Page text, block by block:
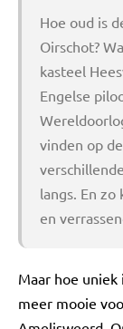
Hoe oud is
Oirschot?
kasteel
Engelse
vinden op
langs. En
en
Maar hoe uniek
meer mooie